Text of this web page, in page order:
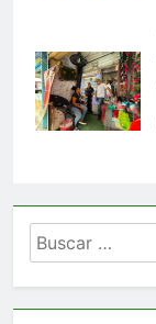
Buscar: